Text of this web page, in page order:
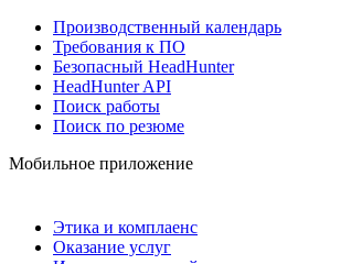
Производственный календарь
Требования к ПО
Безопасный HeadHunter
HeadHunter API
Поиск работы
Поиск по резюме
Мобильное приложение
Этика и комплаенс
Оказание услуг